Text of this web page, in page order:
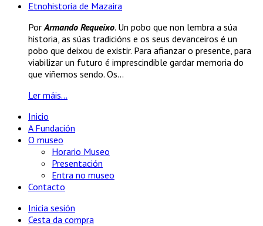
Etnohistoria de Mazaira
PorArmando Requeixo. Un pobo que non lembra a súa
historia, as súas tradicións e os seus devanceiros é un
pobo que deixou de existir. Para afianzar o presente, para
viabilizar un futuro é imprescindible gardar memoria do
que viñemos sendo. Os...
Ler máis...
Inicio
A Fundación
O museo
Horario Museo
Presentación
Entra no museo
Contacto
Inicia sesión
Cesta da compra